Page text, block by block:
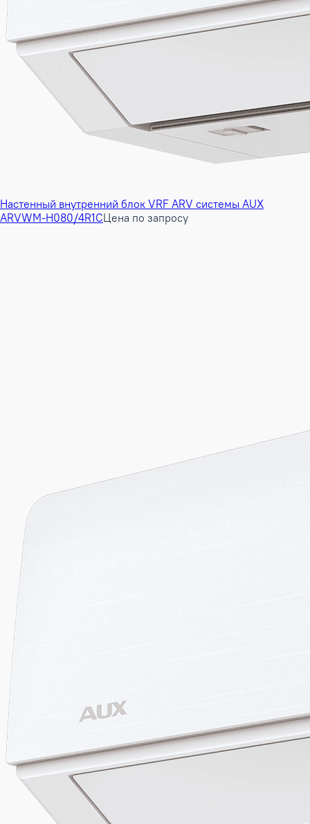
Настенный внутренний блок VRF ARV системы AUX
ARVWM-H080/4R1CЦена по запросу